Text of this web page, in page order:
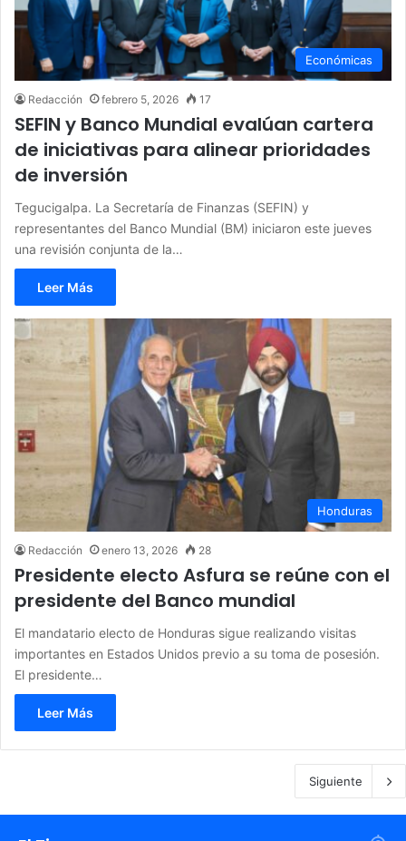
Económicas
Redacción febrero 5, 2026 17
SEFIN y Banco Mundial evalúan cartera
de iniciativas para alinear prioridades
de inversión
Tegucigalpa. La Secretaría de Finanzas (SEFIN) y
representantes del Banco Mundial (BM) iniciaron este jueves
una revisión conjunta de la…
Leer Más
Honduras
Redacción enero 13, 2026 28
Presidente electo Asfura se reúne con el
presidente del Banco mundial
El mandatario electo de Honduras sigue realizando visitas
importantes en Estados Unidos previo a su toma de posesión.
El presidente…
Leer Más
Siguiente